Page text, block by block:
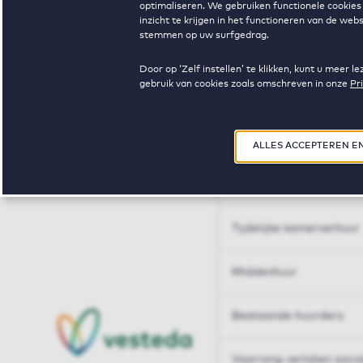
optimaliseren. We gebruiken functionele
inzicht te krijgen in het functioneren van de
stemmen op uw surfgedrag.
Door op ‘Zelf instellen’ te klikken, kunt u meer
gebruik van cookies zoals omschreven in onze
ALLES ACCEPTEREN
Huren op maat
Tijdelijke kamerverhuur
Middenhuur
Bestaande huurders
Voorrang verlaten